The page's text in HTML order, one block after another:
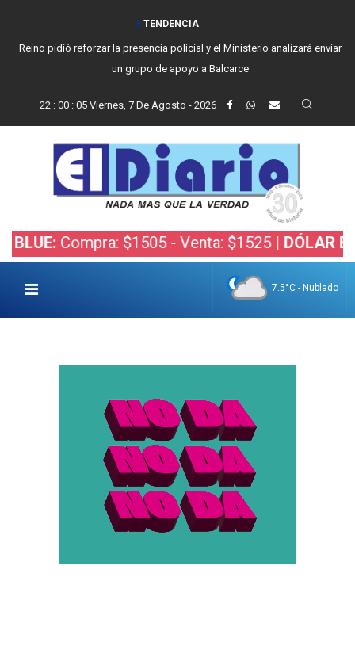
TENDENCIA
Reino pidió reforzar la presencia policial y el Ministerio analizará enviar
un grupo de apoyo a Balcarce
22: 00: 06 Viernes, 7 De Agosto - 2026
Compra: $1505 - Venta: $1525 |DÓLAR BOLSA:
7.5°C - Nublado